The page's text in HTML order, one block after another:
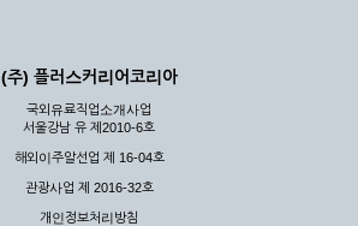
(주) 플러스커리어코리아
국외유료직업소개사업
서울강남 유 제2010-6호
해외이주알선업 제 16-04호
관광사업 제 2016-32호
개인정보처리방침